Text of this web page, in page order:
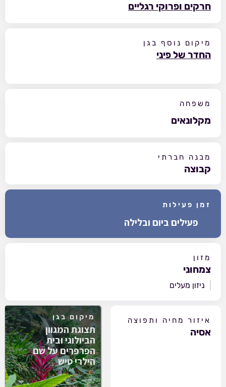
חרקים ופרוקי רגליים
מיקום נוסף בגן
החדר של פיני
משפחה
מקלונאים
מבנה חברתי
קבוצה
זמן פעילות
פעילים ביום ובלילה
מזון
צמחוני
ניזון מעלים
איזור מחיה ותפוצה
אסיה
מיקום בגן
תצוגת המגוון
הביולוגי ובית
הפרפרים על שם
הילרי טיש